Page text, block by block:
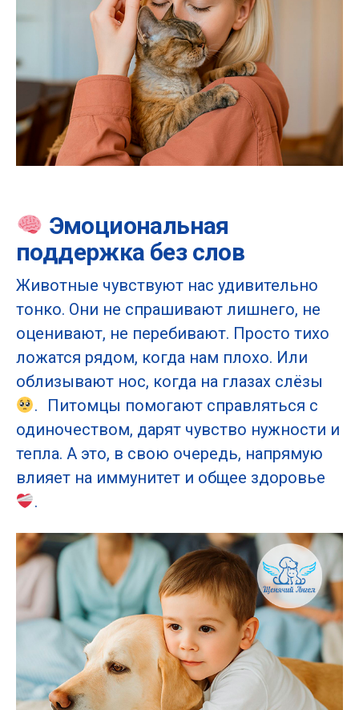
Эмоциональная
поддержка без слов
Животные чувствуют нас удивительно
тонко. Они не спрашивают лишнего, не
оценивают, не перебивают. Просто тихо
ложатся рядом, когда нам плохо. Или
облизывают нос, когда на глазах слёзы
. Питомцы помогают справляться с
одиночеством, дарят чувство нужности и
тепла. А это, в свою очередь, напрямую
влияет на иммунитет и общее здоровье
.